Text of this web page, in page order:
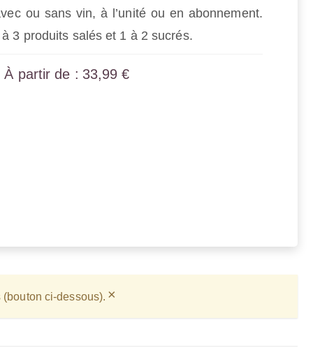
ou sans vin, à l’unité ou en abonnement.
3 produits salés et 1 à 2 sucrés.
33,99€
ci-dessous). ×